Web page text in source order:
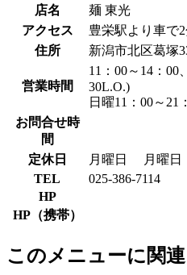
店名
麺 東光
アクセス
豊栄駅より車で
住所
新潟市北区葛塚
営業時間
11：00～14：00
30L.O.)
日曜11：00～21
お問合せ時
間
定休日
月曜日
月曜日
TEL
025-386-7114
HP
HP（携帯）
このメニューに関